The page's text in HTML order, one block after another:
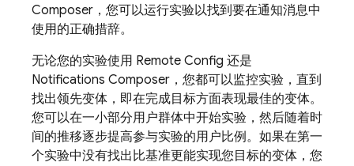
Composer，您可以运行实验以找到要在通知消息中
使用的正确措辞。
无论您的实验使用 Remote Config 还是
Notifications Composer，您都可以监控实验，直到
找出领先变体，即在完成目标方面表现最佳的变体。
您可以在一小部分用户群体中开始实验，然后随着时
间的推移逐步提高参与实验的用户比例。如果在第一
个实验中没有找出比基准更能实现您目标的变体，您